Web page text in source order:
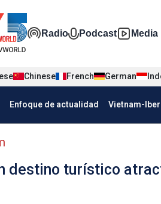
Đa phương tiện
Radio Podcast Media
Chinese French German
Tây Ban Nha
Enfoque de actualidad Vietnam-
ban nha
destino turístico